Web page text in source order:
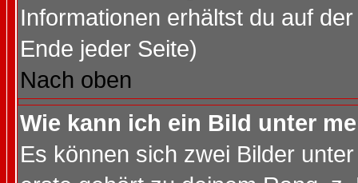
Informationen erhältst du auf
Ende jeder Seite)
Nach oben
Wie kann ich ein Bild unter
Es können sich zwei Bilder